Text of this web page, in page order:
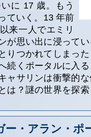
に 17 歳。もう
ていく。13 年前
来一人でエミリ
が思い出に浸って
りつかれてしまっ
続くポータルに入
ャサリンは衝撃的
は？謎の世界を探
・アラン・ポ